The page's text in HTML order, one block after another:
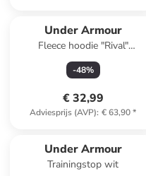
Under Armour
Fleece hoodie "Rival"
grijsblauw
-48%
€ 32,99
Adviesprijs (AVP): € 63,90*
Under Armour
Trainingstop wit